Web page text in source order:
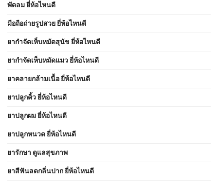
พัดลม ยี่ห้อไหนดี
มือถือถ่ายรูปสวย ยี่ห้อไหนดี
ยากำจัดเห็บหมัดสุนัข ยี่ห้อไหนดี
ยากำจัดเห็บหมัดแมว ยี่ห้อไหนดี
ยาคลายกล้ามเนื้อ ยี่ห้อไหนดี
ยาปลูกคิ้ว ยี่ห้อไหนดี
ยาปลูกผม ยี่ห้อไหนดี
ยาปลูกหนวด ยี่ห้อไหนดี
ยารักษา ดูแลสุขภาพ
ยาสีฟันลดกลิ่นปาก ยี่ห้อไหนดี